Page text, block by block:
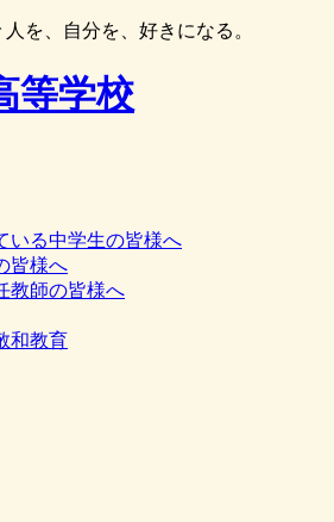
を、自分を、好きになる。
いる中学生の皆様へ
皆様へ
教師の皆様へ
和教育